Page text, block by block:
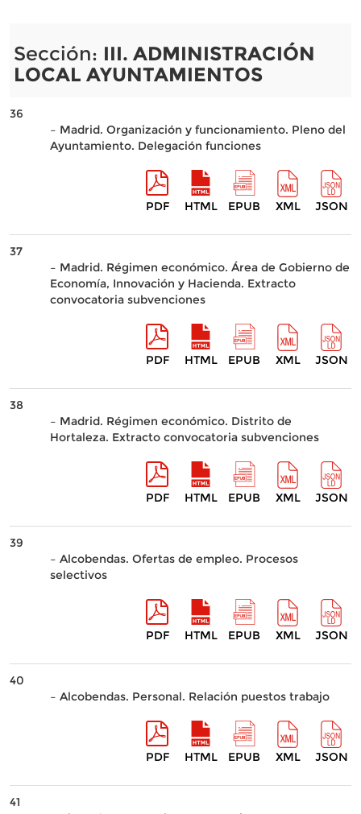
Sección: III. ADMINISTRACIÓN
LOCAL AYUNTAMIENTOS
36
– Madrid. Organización y funcionamiento. Pleno del
Ayuntamiento. Delegación funciones
PDF HTML EPUB XML JSON
37
– Madrid. Régimen económico. Área de Gobierno de
Economía, Innovación y Hacienda. Extracto
convocatoria subvenciones
PDF HTML EPUB XML JSON
38
– Madrid. Régimen económico. Distrito de
Hortaleza. Extracto convocatoria subvenciones
PDF HTML EPUB XML JSON
39
– Alcobendas. Ofertas de empleo. Procesos
selectivos
PDF HTML EPUB XML JSON
40
– Alcobendas. Personal. Relación puestos trabajo
PDF HTML EPUB XML JSON
41